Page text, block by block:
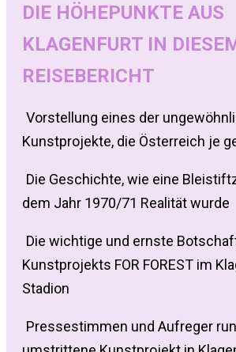
DIE HÖHEPUNKTE AUS
KLAGENFURT IN
REISEBERICHT
Vorstellung eines der
Kunstprojekte, die Österreich je
Die Geschichte, wie eine
dem Jahr 1970/71 Realität wurde
Die wichtige und ernste
Kunstprojekts FOR FOREST im
Stadion
Pressestimmen und Aufreger